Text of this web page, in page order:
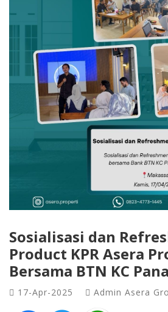
Sosialisasi dan
Product KPR Asera
Bersama BTN KC
17-Apr-2025 Admin Asera